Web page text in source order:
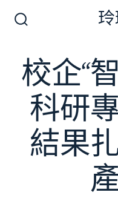
切
換
開
關
校企“
科研
結果